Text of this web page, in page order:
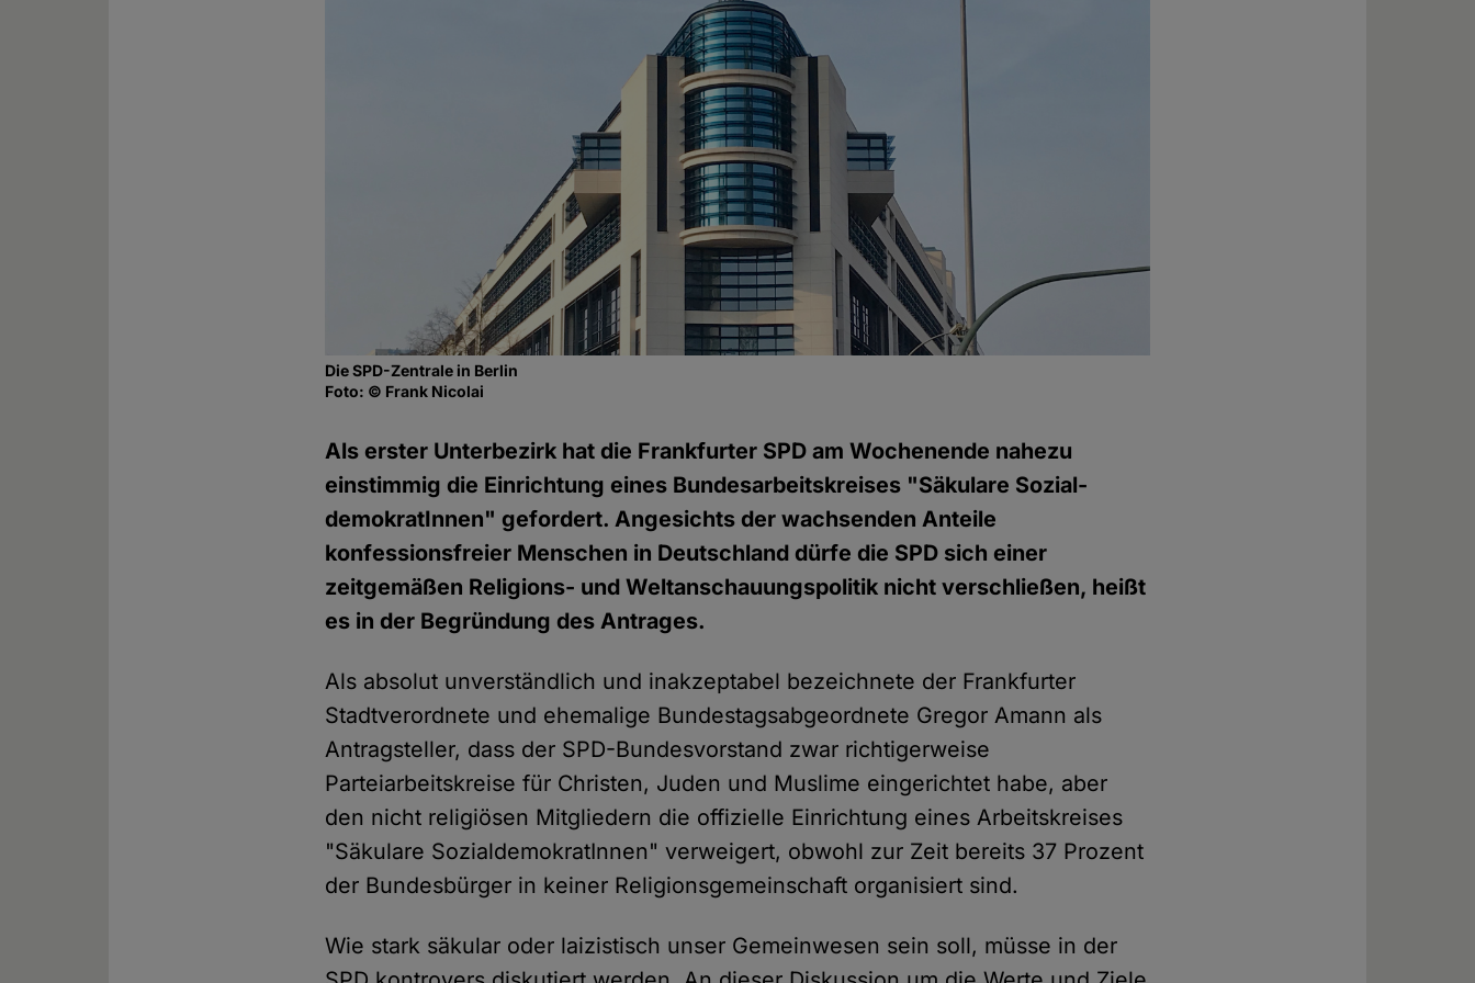
Die SPD-Zentrale in Berlin
Foto: © Frank Nicolai
Als erster Unterbezirk hat die Frankfurter SPD am Wochenende nahezu
einstimmig die Einrichtung eines Bundesarbeitskreises "Säkulare Sozial­
demokratInnen" gefordert. Angesichts der wachsenden Anteile
konfessionsfreier Menschen in Deutschland dürfe die SPD sich einer
zeitgemäßen Religions- und Weltanschauungspolitik nicht verschließen, heißt
es in der Begründung des Antrages.
Als absolut unverständlich und inakzeptabel bezeichnete der Frankfurter
Stadtverordnete und ehemalige Bundestagsabgeordnete Gregor Amann als
Antragsteller, dass der SPD-Bundesvorstand zwar richtigerweise
Parteiarbeitskreise für Christen, Juden und Muslime eingerichtet habe, aber
den nicht religiösen Mitgliedern die offizielle Einrichtung eines Arbeits­kreises
"Säkulare SozialdemokratInnen" verweigert, obwohl zur Zeit bereits 37 Prozent
der Bundesbürger in keiner Religionsgemeinschaft organisiert sind.
Wie stark säkular oder laizistisch unser Ge­mein­wesen sein soll, müsse in der